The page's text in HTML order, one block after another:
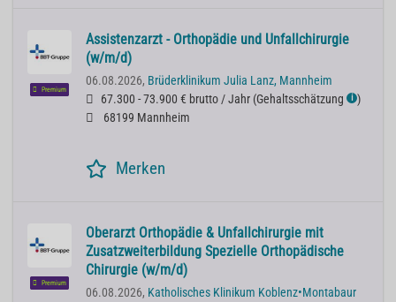
Premium
Assistenzarzt - Orthopädie und Unfallchirurgie
(w/m/d)
06.08.2026, Brüderklinikum Julia Lanz, Mannheim
67.300 - 73.900 € brutto / Jahr (Gehaltsschätzung ℹ )
68199 Mannheim
Merken
Premium
Oberarzt Orthopädie & Unfallchirurgie mit
Zusatzweiterbildung Spezielle Orthopädische
Chirurgie (w/m/d)
06.08.2026, Katholisches Klinikum Koblenz•Montabaur